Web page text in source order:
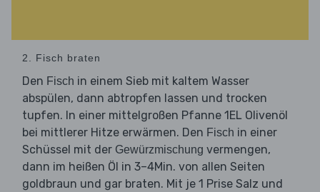
2. Fisch braten
Den Fisch in einem Sieb mit kaltem Wasser
abspülen, dann abtropfen lassen und trocken
tupfen. In einer mittelgroßen Pfanne 1EL Olivenöl
bei mittlerer Hitze erwärmen. Den Fisch in einer
Schüssel mit der Gewürzmischung vermengen,
dann im heißen Öl in 3–4Min. von allen Seiten
goldbraun und gar braten. Mit je 1 Prise Salz und